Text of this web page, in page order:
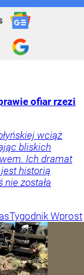
ofiar rzezi
wciąż
bliskich
Ich dramat
historią
została
Tygodnik Wprost